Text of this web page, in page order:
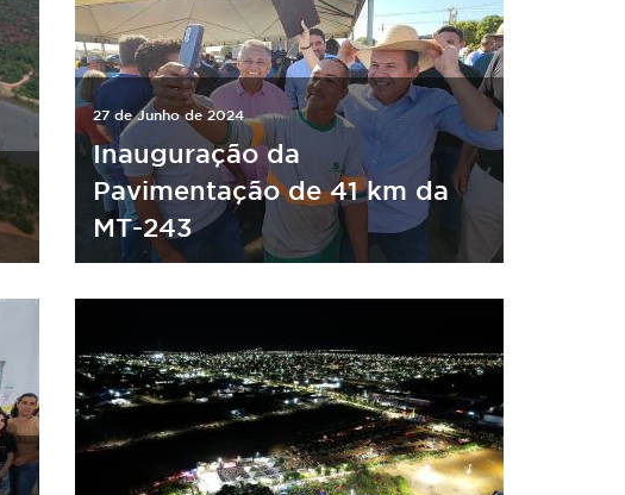
27 de Junho de 2024
Inauguração da
Pavimentação de 41 km da
MT-243